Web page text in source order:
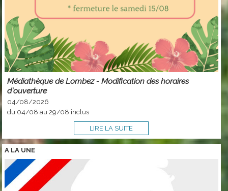
Médiathèque de Lombez - Modification des horaires
d'ouverture
04/08/2026
du 04/08 au 29/08 inclus
LIRE LA SUITE
A LA UNE